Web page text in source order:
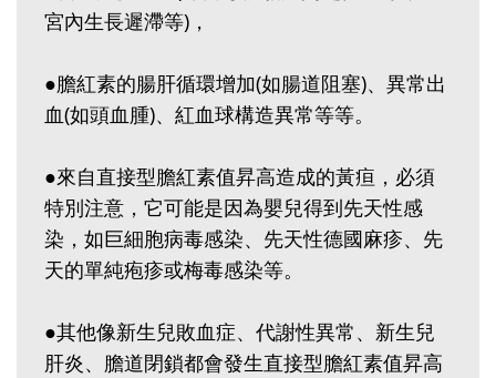
宮內生長遲滯等)，
●膽紅素的腸肝循環增加(如腸道阻塞)、異常出
血(如頭血腫)、紅血球構造異常等等。
●來自直接型膽紅素值昇高造成的黃疸，必須
特別注意，它可能是因為嬰兒得到先天性感
染，如巨細胞病毒感染、先天性德國麻疹、先
天的單純疱疹或梅毒感染等。
●其他像新生兒敗血症、代謝性異常、新生兒
肝炎、膽道閉鎖都會發生直接型膽紅素值昇高